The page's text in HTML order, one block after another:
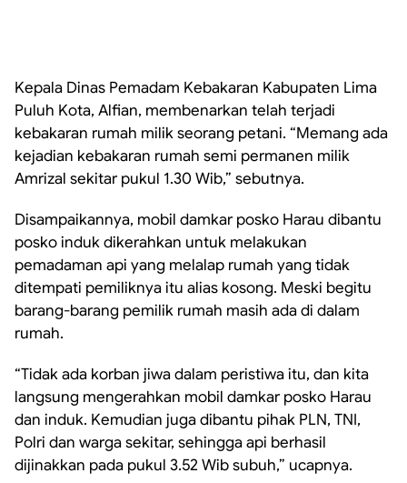
Kepala Dinas Pemadam Kebakaran Kabupaten Lima
Puluh Kota, Alfian, membenarkan telah terjadi
kebakaran rumah milik seorang petani. “Memang ada
kejadian kebakaran rumah semi permanen milik
Amrizal sekitar pukul 1.30 Wib,” sebutnya.
Disampaikannya, mobil damkar posko Harau dibantu
posko induk dikerahkan untuk melakukan
pemadaman api yang melalap rumah yang tidak
ditempati pemiliknya itu alias kosong. Meski begitu
barang-barang pemilik rumah masih ada di dalam
rumah.
“Tidak ada korban jiwa dalam peristiwa itu, dan kita
langsung mengerahkan mobil damkar posko Harau
dan induk. Kemudian juga dibantu pihak PLN, TNI,
Polri dan warga sekitar, sehingga api berhasil
dijinakkan pada pukul 3.52 Wib subuh,” ucapnya.